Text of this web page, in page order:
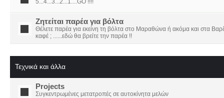
5...4...3...2...1....GO !!!!
Ζητείται παρέα για βόλτα
Θέλετε παρέα για εκείνη τη βόλτα στο Μαραθώνα ή ακόμα και στα
καφέ ; ......εδώ θα βρείτε την παρέα !!
Τεχνικά και άλλα
Projects
Συγκεντρωμένες μετατροπές σε αυτοκίνητα μελών